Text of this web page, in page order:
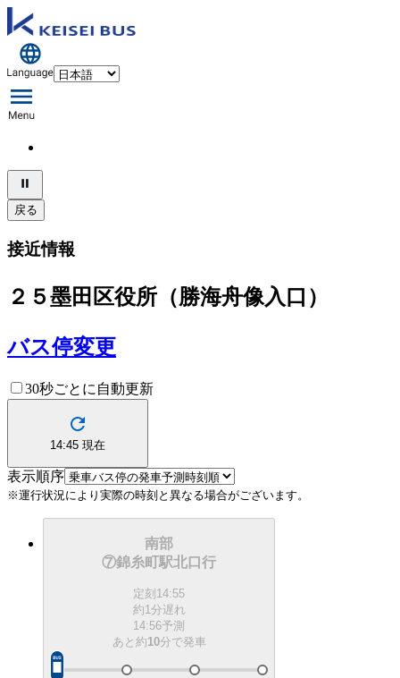
戻る
接近情報
２５墨田区役所（勝海舟像入口）
バス停変更
30秒ごとに自動更新
14:45 現在
表示順序
※運行状況により実際の時刻と異なる場合がございます。
南部
⑦錦糸町駅北口行
定刻 14:55
約1分遅れ
14:56予測
あと約10分で発車